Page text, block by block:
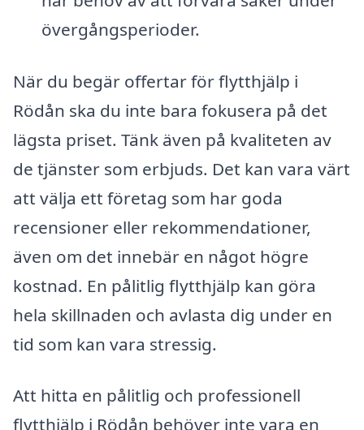
övergångsperioder.
När du begär offertar för flytthjälp i
Rödån ska du inte bara fokusera på det
lägsta priset. Tänk även på kvaliteten av
de tjänster som erbjuds. Det kan vara värt
att välja ett företag som har goda
recensioner eller rekommendationer,
även om det innebär en något högre
kostnad. En pålitlig flytthjälp kan göra
hela skillnaden och avlasta dig under en
tid som kan vara stressig.
Att hitta en pålitlig och professionell
flytthjälp i Rödån behöver inte vara en